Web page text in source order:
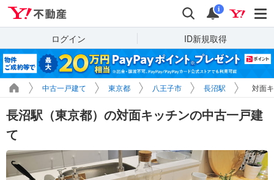
検索 通知
i
ログイン ID新規取得
中古一戸建て 東京都 八王子市 長沼駅 対面
長沼駅（東京都）の対面キッチンの中古一戸建
て